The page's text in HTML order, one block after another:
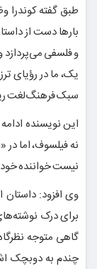
طبق گفته کوندرا
بارها دست از
و فلسفی می‌پردازد
یک، ما در رؤیای
سبک فرهنگ‌لغت
این نویسنده
نه فیلسوف، اما
نیست خواننده
وی افزود: داستان
برای درک
چندم به دوبچک